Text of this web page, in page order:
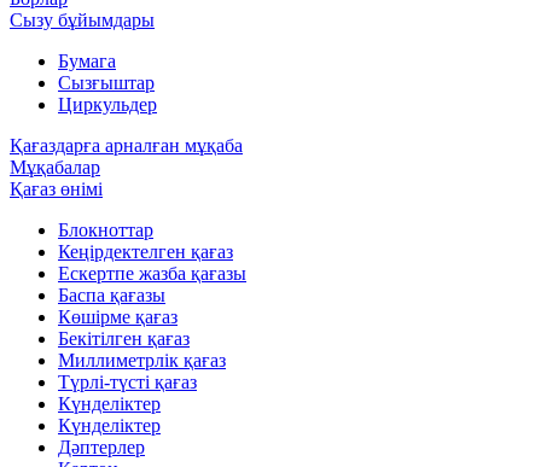
Сызу бұйымдары
Бумага
Сызғыштар
Циркульдер
Қағаздарға арналған мұқаба
Мұқабалар
Қағаз өнімі
Блокноттар
Кеңірдектелген қағаз
Ескертпе жазба қағазы
Баспа қағазы
Көшірме қағаз
Бекітілген қағаз
Миллиметрлік қағаз
Түрлі-түсті қағаз
Күнделіктер
Күнделіктер
Дәптерлер